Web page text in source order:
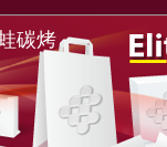
碳烤